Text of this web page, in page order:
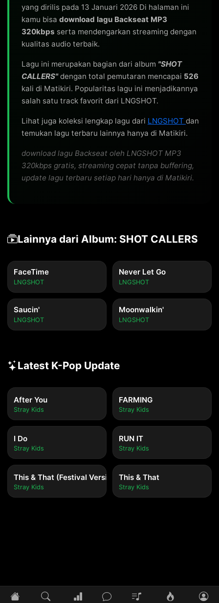
yang dirilis pada 13 Januari 2026 Di halaman ini
kamu bisa download lagu Backseat MP3
320kbps serta mendengarkan streaming dengan
kualitas audio terbaik.
Lagu ini merupakan bagian dari album "SHOT
CALLERS"dengan total pemutaran mencapai 526
kali di Matikiri. Popularitas lagu ini menjadikannya
salah satu track favorit dari LNGSHOT.
Lihat juga koleksi lengkap lagu dari LNGSHOT dan
temukan lagu terbaru lainnya hanya di Matikiri.
download lagu Backseat oleh LNGSHOT MP3
320kbps gratis, streaming cepat tanpa buffering,
update lagu terbaru setiap hari hanya di Matikiri.
Lainnya dari Album: SHOT CALLERS
FaceTime
LNGSHOT
Never Let Go
LNGSHOT
Saucin'
LNGSHOT
Moonwalkin'
LNGSHOT
Latest K-Pop Update
After You
Stray Kids
FARMING
Stray Kids
I Do
Stray Kids
RUN IT
Stray Kids
This & That (Festival Version)
Stray Kids
This & That
Stray Kids